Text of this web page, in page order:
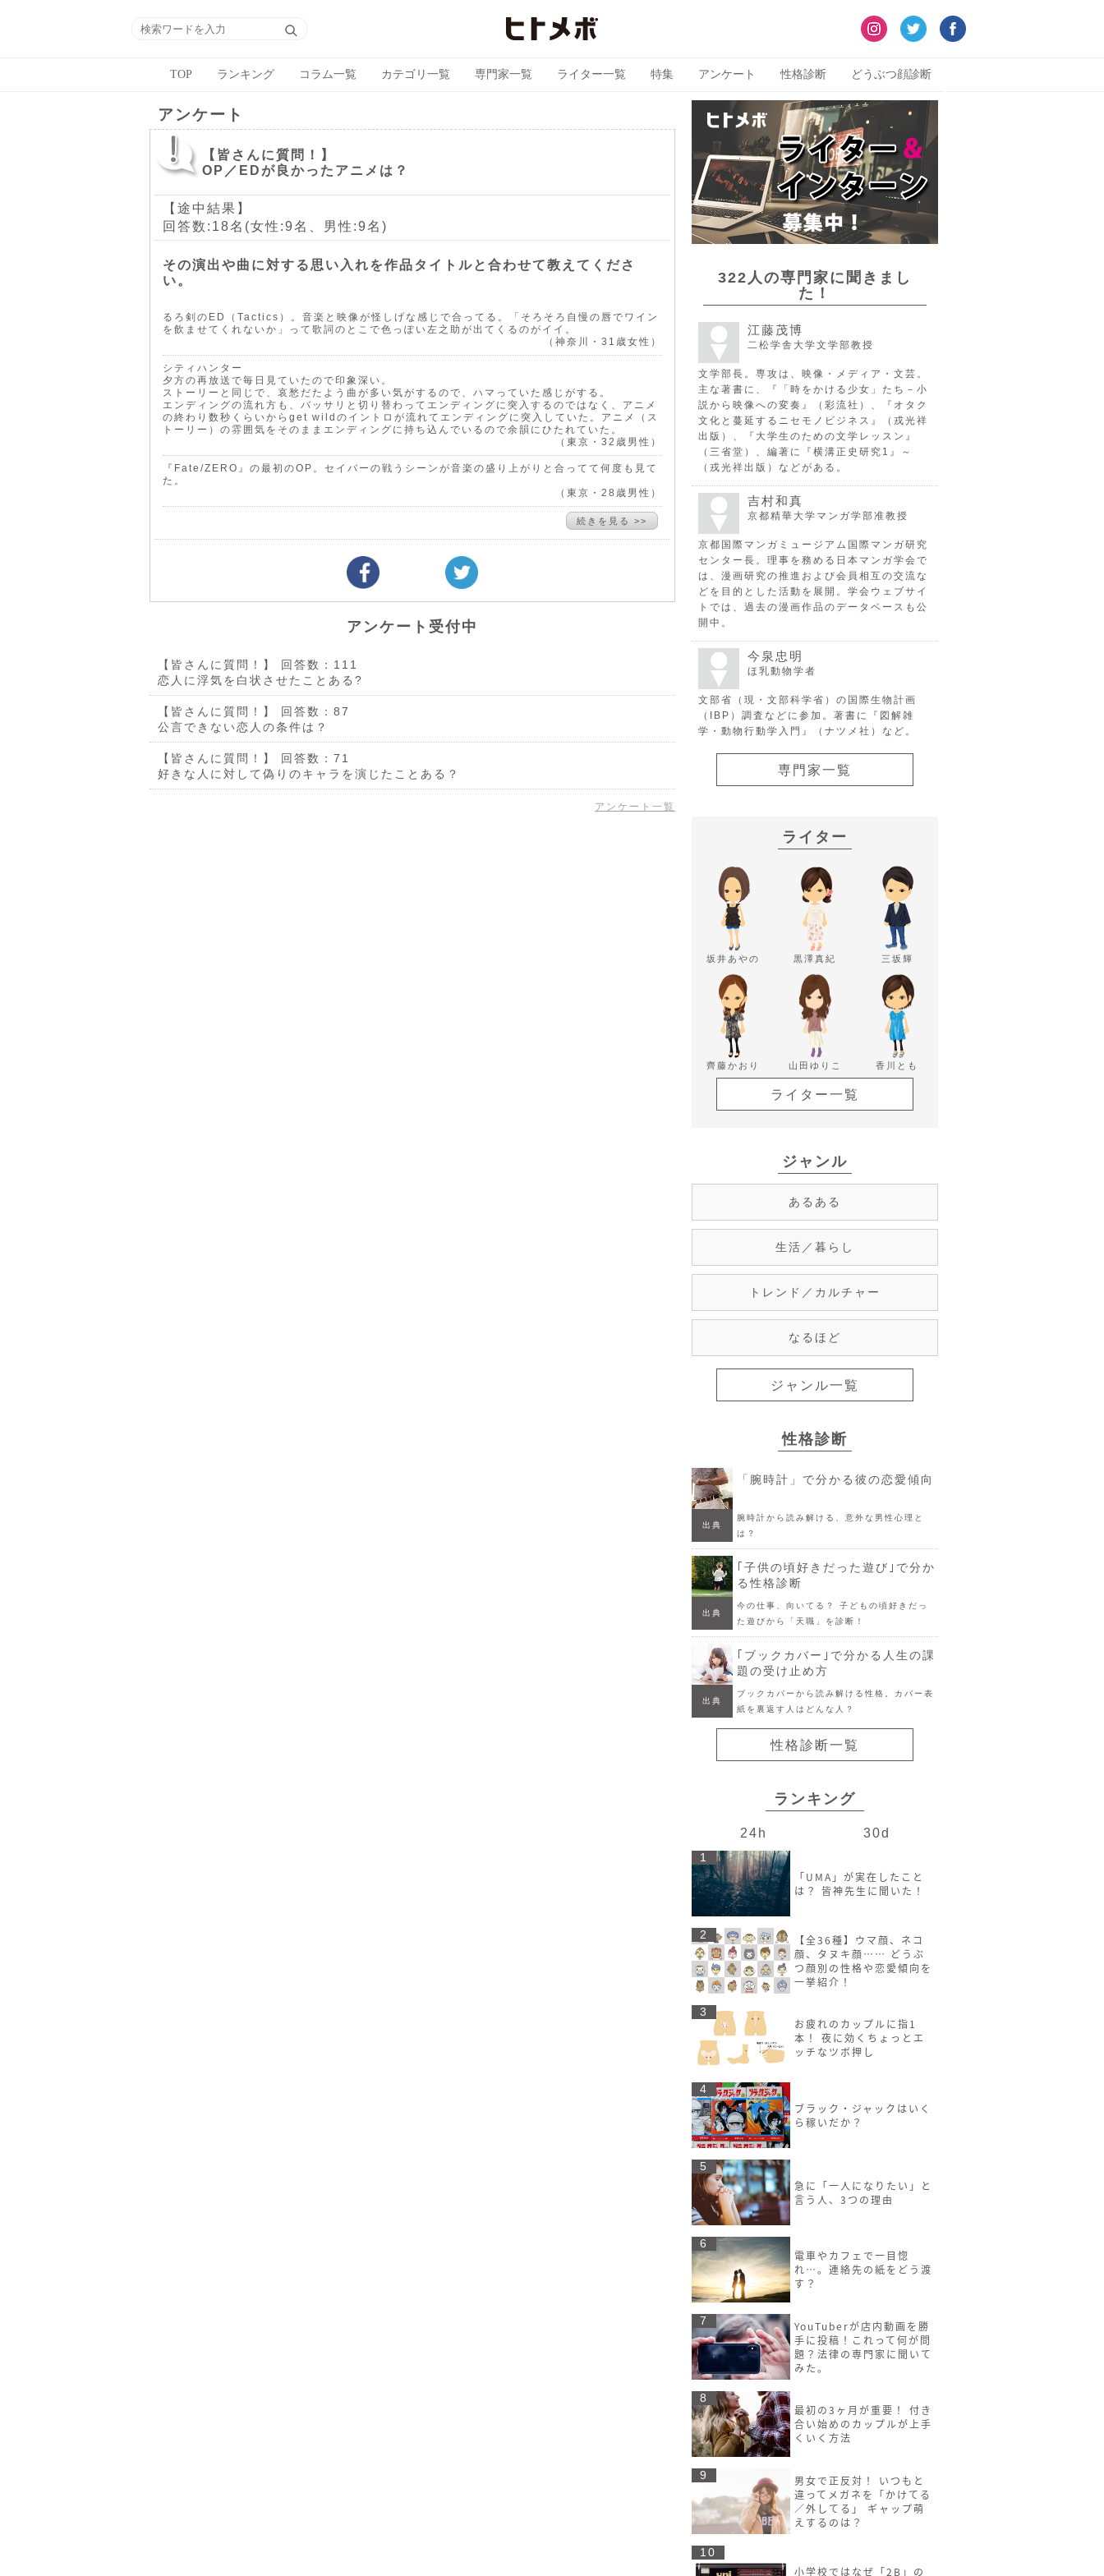
TOP ランキング コラム一覧 カテゴリ一覧 専門家一覧 ライター一覧 特集 アンケート 性格診断 どうぶつ顔診断
アンケート
【皆さんに質問！】
OP／EDが良かったアニメは？
【途中結果】
回答数:18名(女性:9名、男性:9名)
その演出や曲に対する思い入れを作品タイトルと合わせて教えてくださ
い。
るろ剣のED（Tactics）。音楽と映像が怪しげな感じで合ってる。「そろそろ自慢の唇でワイン
を飲ませてくれないか」って歌詞のとこで色っぽい左之助が出てくるのがイイ。
（神奈川・31歳女性）
シティハンター
夕方の再放送で毎日見ていたので印象深い。
ストーリーと同じで、哀愁だたよう曲が多い気がするので、ハマっていた感じがする。
エンディングの流れ方も、バッサリと切り替わってエンディングに突入するのではなく、アニメ
の終わり数秒くらいからget wildのイントロが流れてエンディングに突入していた。アニメ（ス
トーリー）の雰囲気をそのままエンディングに持ち込んでいるので余韻にひたれていた。
（東京・32歳男性）
『Fate/ZERO』の最初のOP。セイバーの戦うシーンが音楽の盛り上がりと合ってて何度も見て
た。
（東京・28歳男性）
続きを見る >>
アンケート受付中
【皆さんに質問！】
回答数：111
恋人に浮気を白状させたことある?
【皆さんに質問！】
回答数：87
公言できない恋人の条件は？
【皆さんに質問！】
回答数：71
好きな人に対して偽りのキャラを演じたことある？
アンケート一覧
322人の専門家に聞きまし
た！
江藤茂博
二松学舎大学文学部教授
文学部長。専攻は、映像・メディア・文芸。
主な著書に、『「時をかける少女」たち－小
説から映像への変奏』（彩流社）、『オタク
文化と蔓延するニセモノビジネス』（戎光祥
出版）、『大学生のための文学レッスン』
（三省堂）、編著に『横溝正史研究1』～
（戎光祥出版）などがある。
吉村和真
京都精華大学マンガ学部准教授
京都国際マンガミュージアム国際マンガ研究
センター長。理事を務める日本マンガ学会で
は、漫画研究の推進および会員相互の交流な
どを目的とした活動を展開。学会ウェブサイ
トでは、過去の漫画作品のデータベースも公
開中。
今泉忠明
ほ乳動物学者
文部省（現・文部科学省）の国際生物計画
（IBP）調査などに参加。著書に『図解雑
学・動物行動学入門』（ナツメ社）など。
専門家一覧
ライター
坂井あやの 黒澤真紀 三坂輝
齊藤かおり 山田ゆりこ 香川とも
ライター一覧
ジャンル
あるある
生活／暮らし
トレンド／カルチャー
なるほど
ジャンル一覧
性格診断
「腕時計」で分かる彼の恋愛傾向
出典
腕時計から読み解ける、意外な男性心理と
は？
｢子供の頃好きだった遊び｣で分か
る性格診断
出典
今の仕事、向いてる？ 子どもの頃好きだっ
た遊びから「天職」を診断！
｢ブックカバー｣で分かる人生の課
題の受け止め方
出典
ブックカバーから読み解ける性格。カバー表
紙を裏返す人はどんな人？
性格診断一覧
ランキング
24h 30d
1
「UMA」が実在したこと
は？ 皆神先生に聞いた！
2
【全36種】ウマ顔、ネコ
顔、タヌキ顔…… どうぶ
つ顔別の性格や恋愛傾向を
一挙紹介！
3
お疲れのカップルに指1
本！ 夜に効くちょっとエ
ッチなツボ押し
4
ブラック・ジャックはいく
ら稼いだか？
5
急に「一人になりたい」と
言う人、3つの理由
6
電車やカフェで一目惚
れ…。連絡先の紙をどう渡
す？
7
YouTuberが店内動画を勝
手に投稿！これって何が問
題？法律の専門家に聞いて
みた。
8
最初の3ヶ月が重要！ 付き
合い始めのカップルが上手
くいく方法
9
男女で正反対！ いつもと
違ってメガネを「かけてる
／外してる」 ギャップ萌
えするのは？
10
小学校ではなぜ「2B」の